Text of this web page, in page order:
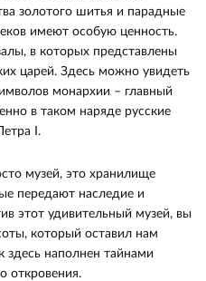
золотого шитья и парадные
имеют особую ценность.
в которых представлены
царей. Здесь можно увидеть
монархии – главный
в таком наряде русские
I.
музей, это хранилище
передают наследие и
этот удивительный музей, вы
который оставил нам
здесь наполнен тайнами
откровения.